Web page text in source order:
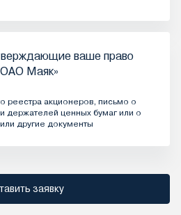
ваше право
Маяк»
реестра акционеров, письмо о
держателей ценных бумаг или о
другие документы
заявку